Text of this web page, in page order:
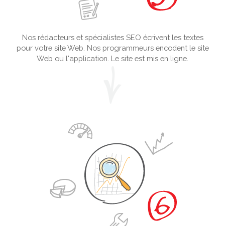
Nos rédacteurs et spécialistes SEO écrivent les textes
pour votre site Web. Nos programmeurs encodent le site
Web ou l'application. Le site est mis en ligne.